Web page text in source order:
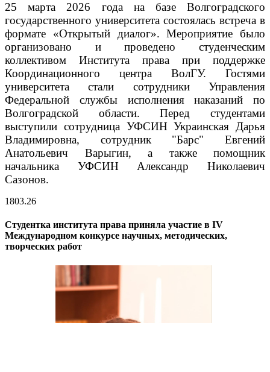
25 марта 2026 года на базе Волгоградского
государственного университета состоялась встреча в
формате «Открытый диалог». Мероприятие было
организовано и проведено студенческим
коллективом Института права при поддержке
Координационного центра ВолГУ. Гостями
университета стали сотрудники Управления
Федеральной службы исполнения наказаний по
Волгоградской области. Перед студентами
выступили сотрудница УФСИН Украинская Дарья
Владимировна, сотрудник "Барс" Евгений
Анатольевич Варыгин, а также помощник
начальника УФСИН Александр Николаевич
Сазонов.
1803.26
Студентка института права приняла участие в IV
Международном конкурсе научных, методических,
творческих работ